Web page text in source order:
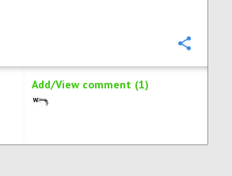
Add/View comment (1)